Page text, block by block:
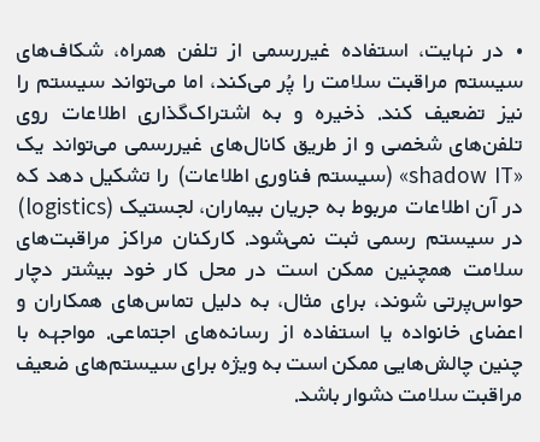
• در نهایت، استفاده غیررسمی از تلفن همراه، شکاف‌های
سیستم مراقبت سلامت را پُر می‌کند، اما می‌تواند سیستم را
نیز تضعیف کند. ذخیره و به اشتراک‌گذاری اطلاعات روی
تلفن‌های شخصی و از طریق کانال‌های غیررسمی می‌تواند یک
«shadow IT» (سیستم فناوری اطلاعات) را تشکیل دهد که
در آن اطلاعات مربوط به جریان بیماران، لجستیک (logistics)
در سیستم رسمی ثبت نمی‌شود. کارکنان مراکز مراقبت‌‌های
سلامت همچنین ممکن است در محل کار خود بیشتر دچار
حواس‌‌پرتی شوند، برای مثال، به دلیل تماس‌های همکاران و
اعضای خانواده یا استفاده از رسانه‌های اجتماعی. مواجهه با
چنین چالش‌هایی ممکن است به ویژه برای سیستم‌های ضعیف
مراقبت سلامت دشوار باشد.